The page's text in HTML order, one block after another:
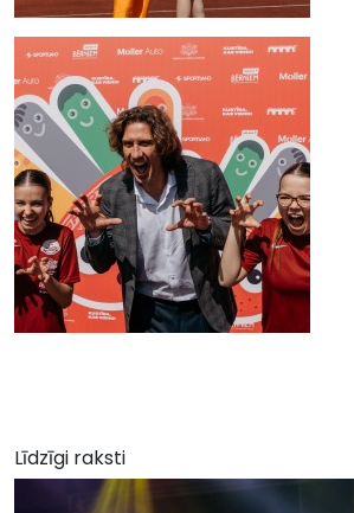
Līdzīgi raksti